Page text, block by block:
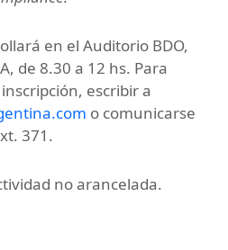
en el Auditorio BDO,
de 8.30 a 12 hs. Para
escribir a
o comunicarse
371.
no arancelada.